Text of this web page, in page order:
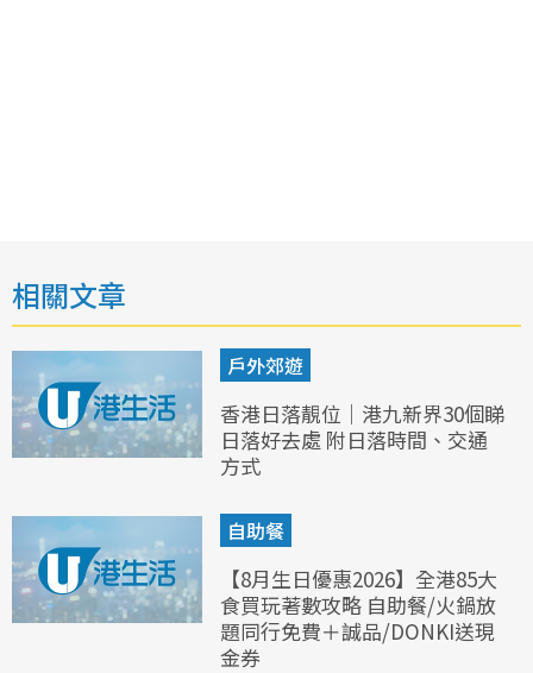
相關文章
戶外郊遊
香港日落靚位｜港九新界30個睇
日落好去處 附日落時間、交通
方式
自助餐
【8月生日優惠2026】全港85大
食買玩著數攻略 自助餐/火鍋放
題同行免費＋誠品/DONKI送現
金券